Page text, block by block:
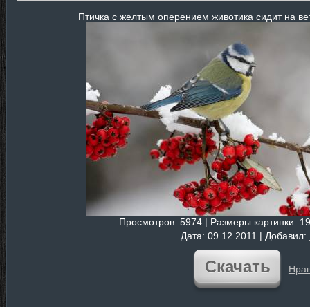
Птичка с желтым оперением животика сидит на
Просмотров: 5974 | Размеры картинки:
Дата: 09.12.2011 | Добавил:
Скачать